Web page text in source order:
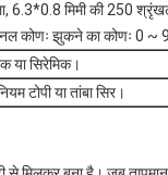
6.3*0.8 मिमी की 250
कोणः झुकने का कोणः 0 ~
या सिरेमिक।
टोपी या तांबा सिर।